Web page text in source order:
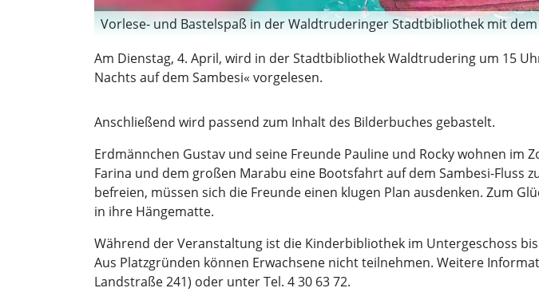
Vorlese- und Bastelspaß in der Waldtruderinger Stadtbibliothek mit dem
Am Dienstag, 4. April, wird in der Stadtbibliothek Waldtrudering um 15
Nachts auf dem Sambesi« vorgelesen.
Anschließend wird passend zum Inhalt des Bilderbuches gebastelt.
Erdmännchen Gustav und seine Freunde Pauline und Rocky wohnen im
Farina und dem großen Marabu eine Bootsfahrt auf dem Sambesi-Fluss
befreien, müssen sich die Freunde einen klugen Plan ausdenken. Zum
in ihre Hängematte.
Während der Veranstaltung ist die Kinderbibliothek im Untergeschoss
Aus Platzgründen können Erwachsene nicht teilnehmen. Weitere
Landstraße 241) oder unter Tel. 4 30 63 72.